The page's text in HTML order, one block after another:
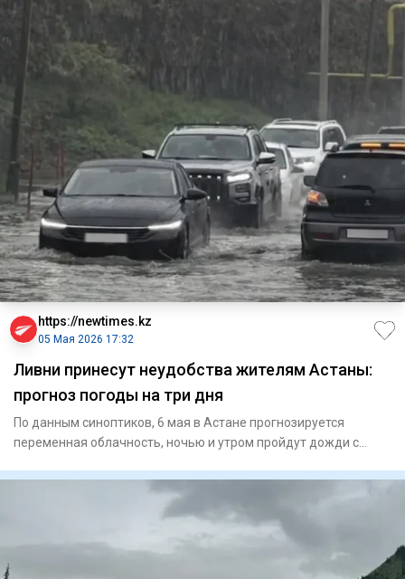
https://newtimes.kz
05 Мая 2026 17:32
Ливни принесут неудобства жителям Астаны:
прогноз погоды на три дня
По данным синоптиков, 6 мая в Астане прогнозируется
переменная облачность, ночью и утром пройдут дожди с